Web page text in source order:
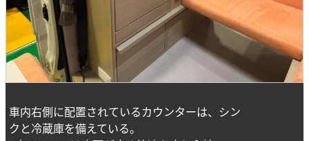
車内右側に配置されているカウンターは、シン
クと冷蔵庫を備えている。